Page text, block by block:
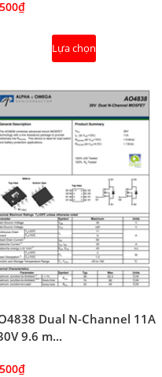
Lựa chọn
Dual N-Channel 11A
9.6 m...